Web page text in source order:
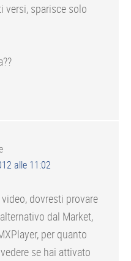
versi, sparisce solo
alle 11:02
dovresti provare
dal Market,
per quanto
se hai attivato